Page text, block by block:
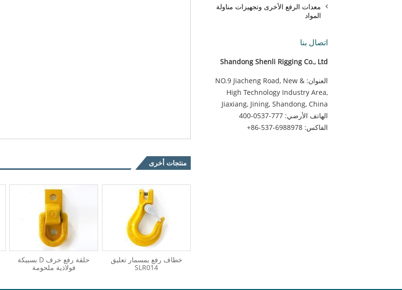
منتجات أخرى
خطاف رفع بمسمار تعليق
SLR014
حلقة رفع حرف D بسبيكة
فولاذية ملحومة
معدات الرفع الأخرى وتجهيزات مناولة
المواد
اتصال بنا
Shandong Shenli Rigging Co., Ltd
العنوان: NO.9 Jiacheng Road, New &
High Technology Industry Area,
Jiaxiang, Jining, Shandong, China
الهاتف الأرضي: 400-0537-777
الفاكس: +86-537-6988978